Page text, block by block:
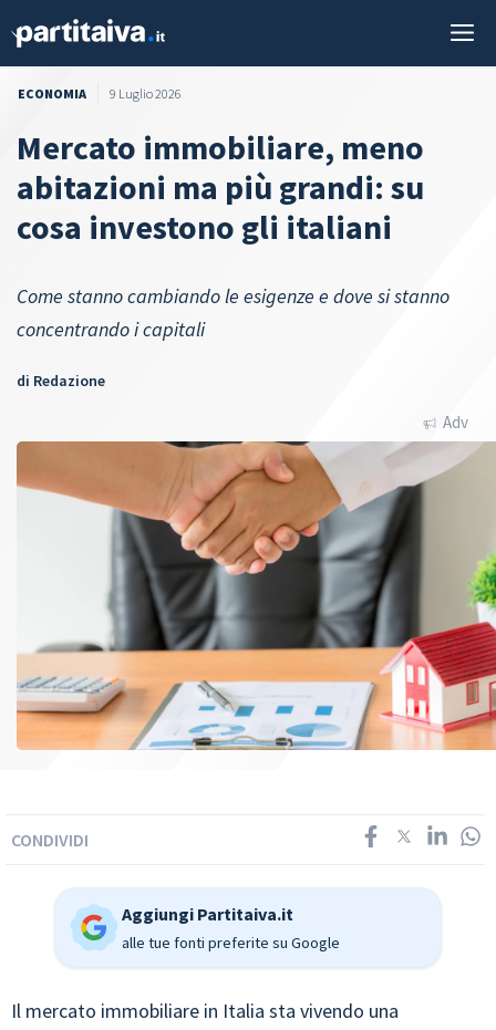
ECONOMIA 9 Luglio 2026
Mercato immobiliare, meno
abitazioni ma più grandi: su
cosa investono gli italiani
Come stanno cambiando le esigenze e dove si stanno
concentrando i capitali
di Redazione
Adv
CONDIVIDI
Aggiungi Partitaiva.it
alle tue fonti preferite su Google
Il mercato immobiliare in Italia sta vivendo una